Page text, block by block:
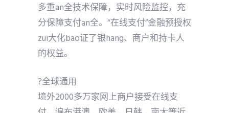
多重an全技术保障，实时风险监控，充
分保障支付an全。“在线支付”金融预授权
zui大化bao证了银hang、商户和持卡人
的权益。
?全球通用
境外2000多万家网上商户接受在线支